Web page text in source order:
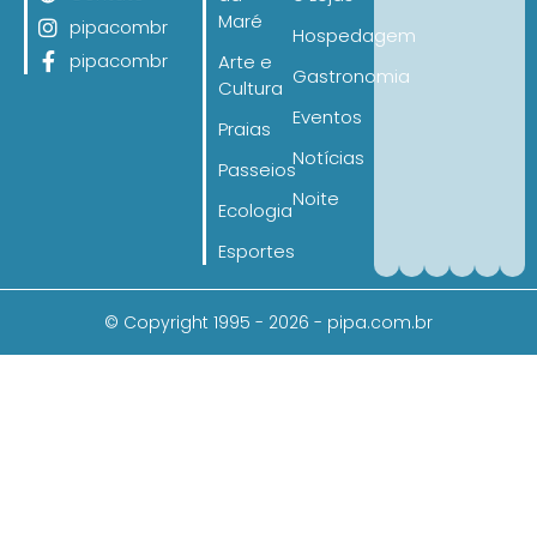
pipacombr
pipacombr
Maré
Arte e
Cultura
Praias
Passeios
Ecologia
Esportes
Hospedagem
Gastronomia
Eventos
Notícias
Noite
© Copyright 1995 - 2026 - pipa.com.br